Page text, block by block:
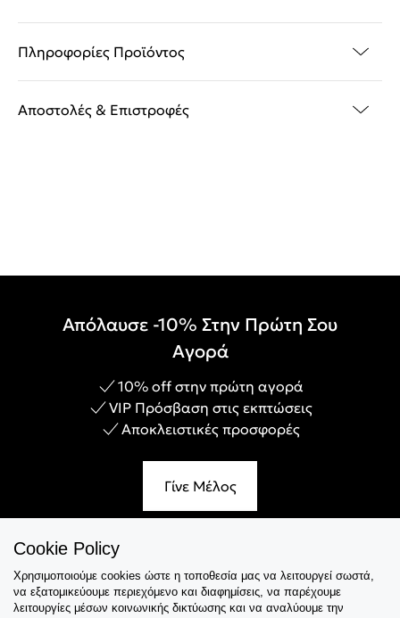
Πληροφορίες Προϊόντος
Αποστολές & Επιστροφές
Απόλαυσε -10% Στην Πρώτη Σου
Αγορά
10% off στην πρώτη αγορά
VIP Πρόσβαση στις εκπτώσεις
Αποκλειστικές προσφορές
Γίνε Μέλος
Εξυπηρέτηση
Cookie Policy
Χρησιμοποιούμε cookies ώστε η τοποθεσία μας να λειτουργεί σωστά,
να εξατομικεύουμε περιεχόμενο και διαφημίσεις, να παρέχουμε
λειτουργίες μέσων κοινωνικής δικτύωσης και να αναλύουμε την